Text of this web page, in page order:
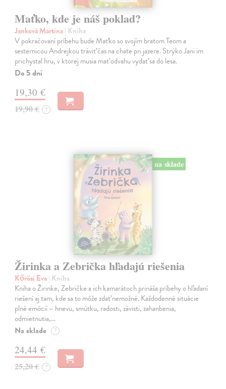
Maťko, kde je náš poklad?
Janková Martina| Kniha
V pokračovaní príbehu bude Maťko so svojím bratom Teom a
sesternicou Andrejkou tráviť čas na chate pri jazere. Strýko Jani im
prichystal hru, v ktorej musia mať odvahu vydať sa do lesa.
Do 5 dní
19,30 €
19,90 € ?
na sklade
Žirinka a Zebrička hľadajú riešenia
Kőrösi Eva| Kniha
Kniha o Žirinke, Zebričke a ich kamarátoch prináša príbehy o hľadaní
riešení aj tam, kde sa to môže zdať nemožné. Každodenné situácie
plné emócií – hnevu, smútku, radosti, závisti, zahanbenia,
odmietnutia,…
Na sklade ?
24,44 €
25,20 € ?